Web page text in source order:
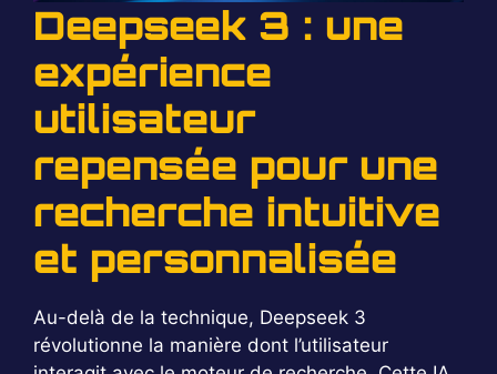
Deepseek 3 : une
expérience
utilisateur
repensée pour une
recherche intuitive
et personnalisée
Au-delà de la technique, Deepseek 3
révolutionne la manière dont l’utilisateur